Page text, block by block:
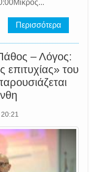
Περισσότερα
– Λόγος:
επιτυχίας» του